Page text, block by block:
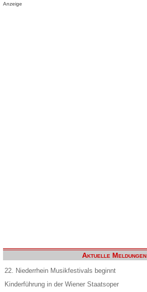
Anzeige
Aktuelle Meldungen
22. Niederrhein Musikfestivals beginnt
Kinderführung in der Wiener Staatsoper